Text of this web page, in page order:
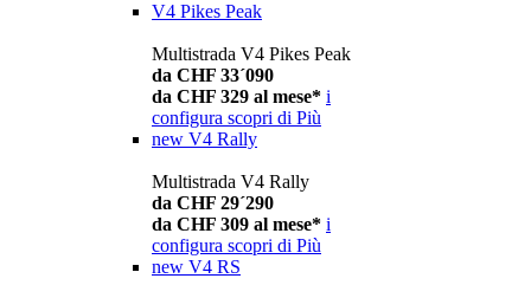
V4 Pikes Peak
Multistrada V4 Pikes Peak
da CHF 33´090
da CHF 329 al mese* i
configura scopri di Più
new V4 Rally
Multistrada V4 Rally
da CHF 29´290
da CHF 309 al mese* i
configura scopri di Più
new V4 RS